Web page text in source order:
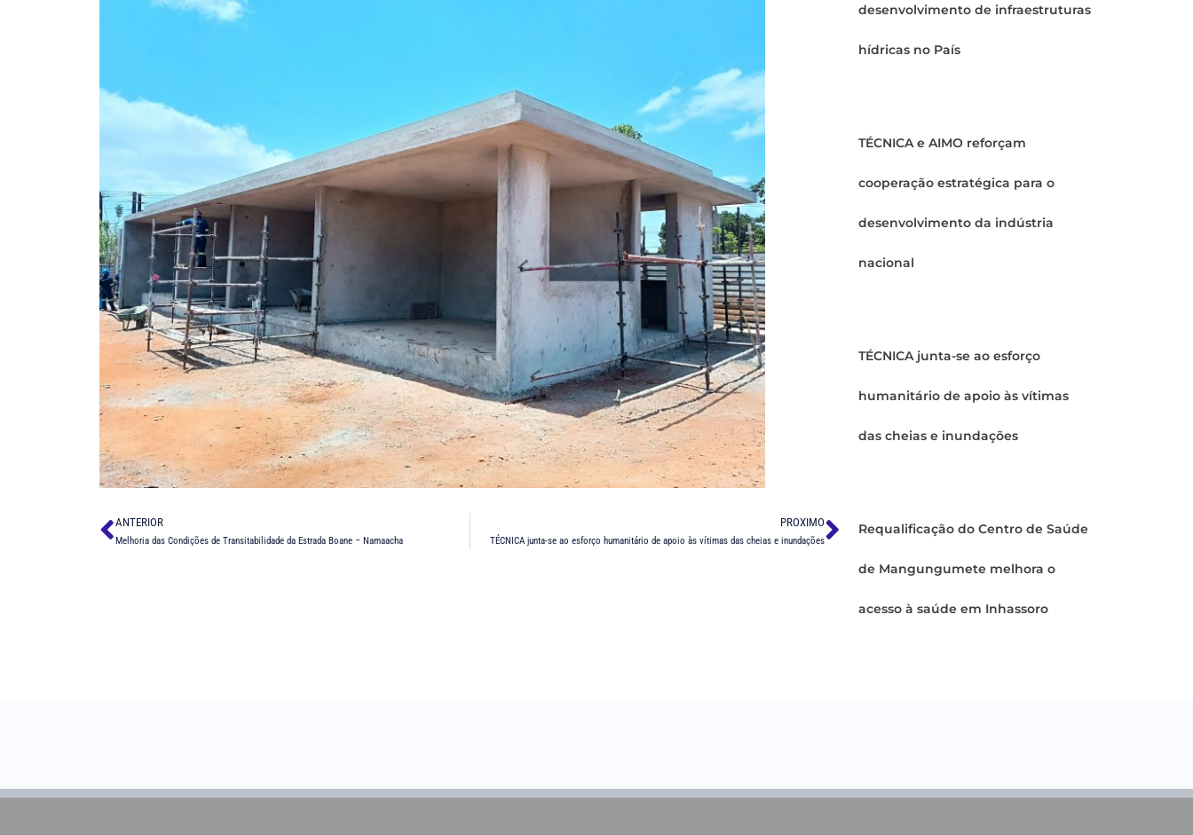
ANTERIOR
Melhoria das Condições de Transitabilidade da Estrada Boane – Namaacha
PROXIMO
TÉCNICA junta-se ao esforço humanitário de apoio às vítimas das cheias e inundações
desenvolvimento de infraestruturas
hídricas no País
TÉCNICA e AIMO reforçam
cooperação estratégica para o
desenvolvimento da indústria
nacional
TÉCNICA junta-se ao esforço
humanitário de apoio às vítimas
das cheias e inundações
Requalificação do Centro de Saúde
de Mangungumete melhora o
acesso à saúde em Inhassoro